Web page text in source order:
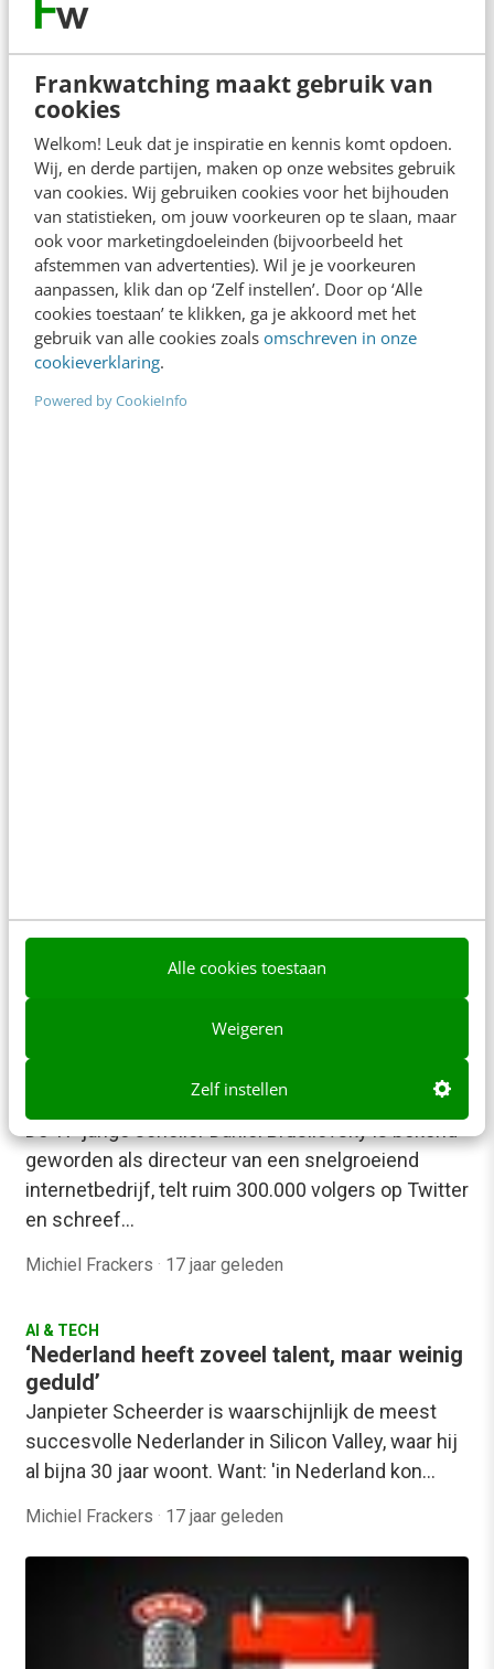
Frankwatching maakt gebruik van
cookies
Welkom! Leuk dat je inspiratie en kennis komt opdoen.
Wij, en derde partijen, maken op onze websites gebruik
van cookies. Wij gebruiken cookies voor het bijhouden
van statistieken, om jouw voorkeuren op te slaan, maar
ook voor marketingdoeleinden (bijvoorbeeld het
afstemmen van advertenties). Wil je je voorkeuren
aanpassen, klik dan op ‘Zelf instellen’. Door op ‘Alle
cookies toestaan’ te klikken, ga je akkoord met het
gebruik van alle cookies zoals omschreven in onze
cookieverklaring.
Powered by CookieInfo
Alle cookies toestaan
Weigeren
Zelf instellen
beursgang voor’
Ruim 40 internetbedrijven bereiden een beursgang
LinkedIn, Facebook en Twitter. Dat stelt Andrew
Anker, voormalig topman van…
Michiel Frackers· 16 jaar geleden
AI & TECH
Andrew Bridges: ‘Reputatie Google en
Facebook in geding’
De televisie- en filmindustrie zullen niet hetzelfde
lot ondergaan als de muziekindustrie. En Google
en Facebook moeten hard werken aan hun
reputatie…
nieuws…
geworden als directeur van een snelgroeiend
internetbedrijf, telt ruim 300.000 volgers op Twitter
en schreef…
Michiel Frackers · 17 jaar geleden
AI & TECH
‘Nederland heeft zoveel talent, maar weinig
geduld’
Janpieter Scheerder is waarschijnlijk de meest
succesvolle Nederlander in Silicon Valley, waar hij
al bijna 30 jaar woont. Want: 'in Nederland kon…
Michiel Frackers · 17 jaar geleden